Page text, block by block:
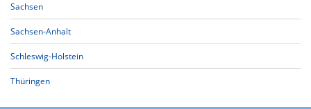
Sachsen
Sachsen-Anhalt
Schleswig-Holstein
Thüringen